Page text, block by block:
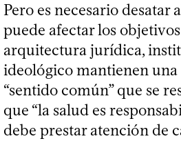
Pero es necesario desatar
puede afectar los
arquitectura jurídica,
ideológico mantienen
“sentido común” que se
que “la salud es
debe prestar atención de